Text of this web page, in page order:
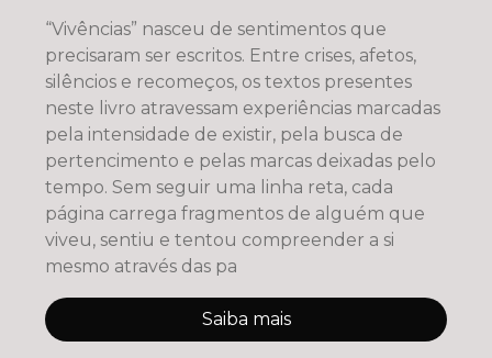
“Vivências” nasceu de sentimentos que
precisaram ser escritos. Entre crises, afetos,
silêncios e recomeços, os textos presentes
neste livro atravessam experiências marcadas
pela intensidade de existir, pela busca de
pertencimento e pelas marcas deixadas pelo
tempo. Sem seguir uma linha reta, cada
página carrega fragmentos de alguém que
viveu, sentiu e tentou compreender a si
mesmo através das pa
Saiba mais